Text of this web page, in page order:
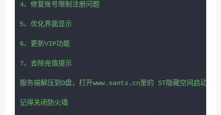
4、修复账号限制注册问题
5、优化界面显示
6、更新VIP功能
7、去除充值提示
服务端解压到D盘，打开www.sants.cn里的 ST隐藏空间启动文
记得关闭防火墙